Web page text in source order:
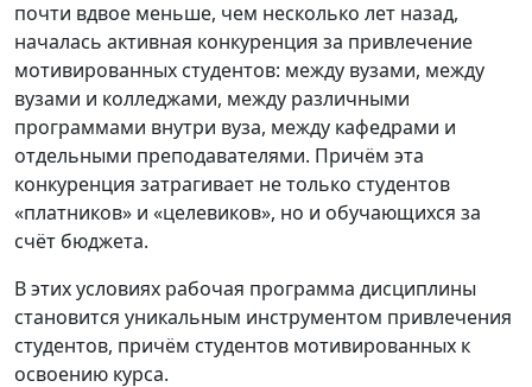
почти вдвое меньше, чем несколько лет назад,
началась активная конкуренция за привлечение
мотивированных студентов: между вузами, между
вузами и колледжами, между различными
программами внутри вуза, между кафедрами и
отдельными преподавателями. Причём эта
конкуренция затрагивает не только студентов
«платников» и «целевиков», но и обучающихся за
счёт бюджета.
В этих условиях рабочая программа дисциплины
становится уникальным инструментом привлечения
студентов, причём студентов мотивированных к
освоению курса.